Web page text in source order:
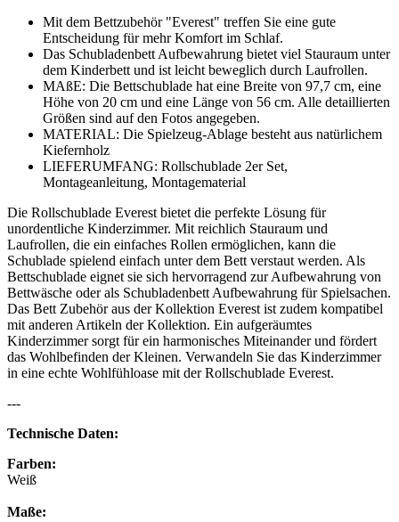
Mit dem Bettzubehör "Everest" treffen Sie eine gute
Entscheidung für mehr Komfort im Schlaf.
Das Schubladenbett Aufbewahrung bietet viel Stauraum unter
dem Kinderbett und ist leicht beweglich durch Laufrollen.
MAßE: Die Bettschublade hat eine Breite von 97,7 cm, eine
Höhe von 20 cm und eine Länge von 56 cm. Alle detaillierten
Größen sind auf den Fotos angegeben.
MATERIAL: Die Spielzeug-Ablage besteht aus natürlichem
Kiefernholz
LIEFERUMFANG: Rollschublade 2er Set,
Montageanleitung, Montagematerial
Die Rollschublade Everest bietet die perfekte Lösung für
unordentliche Kinderzimmer. Mit reichlich Stauraum und
Laufrollen, die ein einfaches Rollen ermöglichen, kann die
Schublade spielend einfach unter dem Bett verstaut werden. Als
Bettschublade eignet sie sich hervorragend zur Aufbewahrung von
Bettwäsche oder als Schubladenbett Aufbewahrung für Spielsachen.
Das Bett Zubehör aus der Kollektion Everest ist zudem kompatibel
mit anderen Artikeln der Kollektion. Ein aufgeräumtes
Kinderzimmer sorgt für ein harmonisches Miteinander und fördert
das Wohlbefinden der Kleinen. Verwandeln Sie das Kinderzimmer
in eine echte Wohlfühloase mit der Rollschublade Everest.
---
Technische Daten:
Farben:
Weiß
Maße: